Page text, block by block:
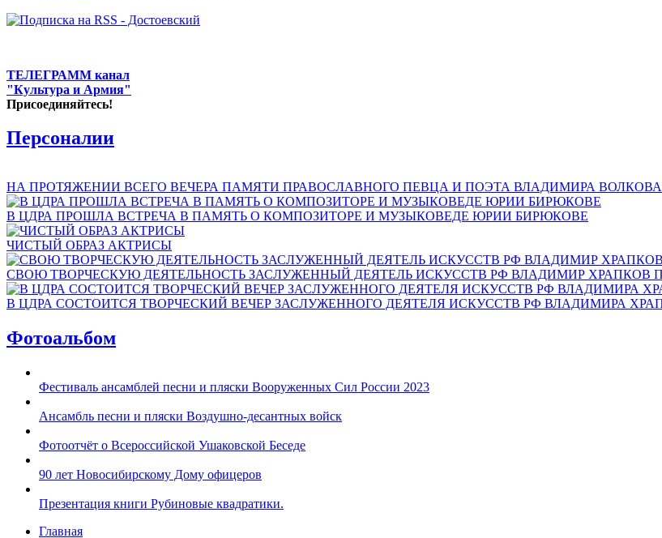
ТЕЛЕГРАММ канал
"Культура и Армия"
Присоединяйтесь!
Персоналии
НА ПРОТЯЖЕНИИ ВСЕГО ВЕЧЕРА ПАМЯТИ ПРАВОСЛАВНОГО ПЕВЦА И ПОЭТА ВЛАДИМИРА
В ЦДРА ПРОШЛА ВСТРЕЧА В ПАМЯТЬ О КОМПОЗИТОРЕ И МУЗЫКОВЕДЕ ЮРИИ БИРЮКОВЕ
ЧИСТЫЙ ОБРАЗ АКТРИСЫ
СВОЮ ТВОРЧЕСКУЮ ДЕЯТЕЛЬНОСТЬ ЗАСЛУЖЕННЫЙ ДЕЯТЕЛЬ ИСКУССТВ РФ ВЛАДИМИР
В ЦДРА СОСТОИТСЯ ТВОРЧЕСКИЙ ВЕЧЕР ЗАСЛУЖЕННОГО ДЕЯТЕЛЯ ИСКУССТВ РФ ВЛАДИМИРА
Фотоальбом
Фестиваль ансамблей песни и пляски Вооруженных Сил России 2023
Ансамбль песни и пляски Воздушно-десантных войск
Фотоотчёт о Всероссийской Ушаковской Беседе
90 лет Новосибирскому Дому офицеров
Презентация книги Рубиновые квадратики.
Главная